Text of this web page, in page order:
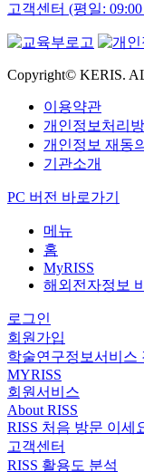
고객센터 (평일:
Copyright© KERIS.
이용약관
개인정보처리
개인정보 재동의
기관소개
PC 버전 바로가기
메뉴
홈
MyRISS
해외전자정보
로그인
회원가입
학술연구정보서비스
MYRISS
회원서비스
About RISS
RISS 처음 방문 이세
고객센터
RISS 활용도 분석